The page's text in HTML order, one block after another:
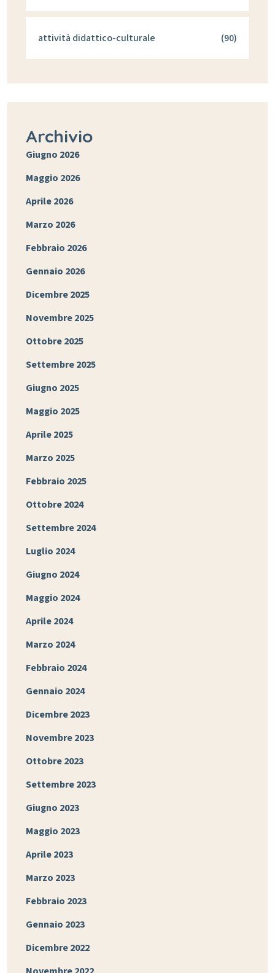
attività didattico-culturale (90)
Archivio
Giugno 2026
Maggio 2026
Aprile 2026
Marzo 2026
Febbraio 2026
Gennaio 2026
Dicembre 2025
Novembre 2025
Ottobre 2025
Settembre 2025
Giugno 2025
Maggio 2025
Aprile 2025
Marzo 2025
Febbraio 2025
Ottobre 2024
Settembre 2024
Luglio 2024
Giugno 2024
Maggio 2024
Aprile 2024
Marzo 2024
Febbraio 2024
Gennaio 2024
Dicembre 2023
Novembre 2023
Ottobre 2023
Settembre 2023
Giugno 2023
Maggio 2023
Aprile 2023
Marzo 2023
Febbraio 2023
Gennaio 2023
Dicembre 2022